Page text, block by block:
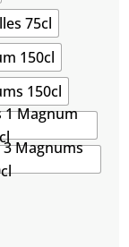
75cl
150cl
150cl
1 Magnum
3 Magnums